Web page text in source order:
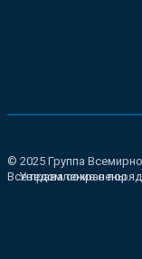
© 2025 Группа
Все права сохранены.
Уведомление о